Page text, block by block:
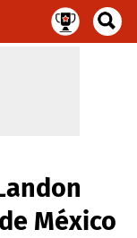
México